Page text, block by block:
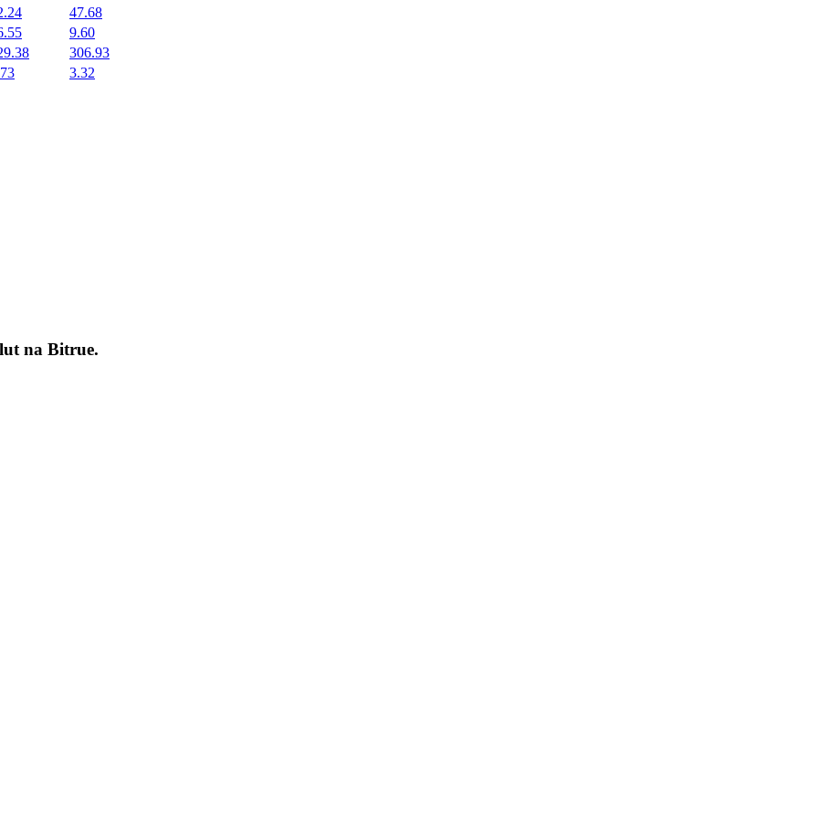
47.68
9.60
306.93
3.32
na Bitrue.